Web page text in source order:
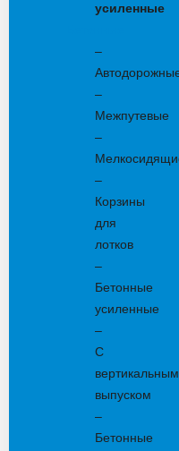
усиленные
–
–
Межпутевые
–
–
Корзины
для
лотков
–
Бетонные
усиленные
–
С
вертикальным
выпуском
–
Бетонные